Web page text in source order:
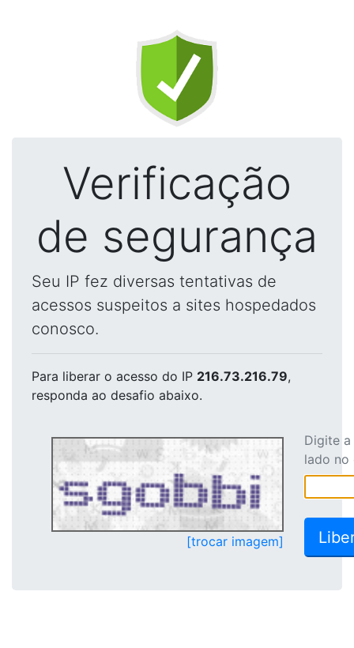
Verificação
de segurança
Seu IP fez diversas tentativas de
acessos suspeitos a sites hospedados
conosco.
Para liberar o acesso do IP 216.73.216.79,
responda ao desafio abaixo.
[trocar imagem]
Digite
lado no